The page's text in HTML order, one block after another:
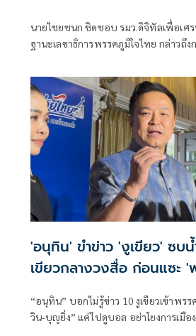
นายไชยชนก ชิดชอบ รมว.ดิจิทัลเพื่อเศ
ฐานะเลขาธิการพรรคภูมิใจไทย กล่าวถึ
พรรค กธ. จะย้ายไปอยู่กับพรรคภูมิใจไท
หน้า และเพื่อเติมเสียงให้รัฐบาล ว่า รัฐบ
ความมั่นคงมากๆ ไม่ใช่แค่เพียงพรรคเรา
รัฐบาลเป็นพันธมิตร เพราะฉะนั้นในเรื่อ
ส่วนที่มีการถามเมื่อสักครู่ว่ามีการเติมเสี
'อนุทิน' ขำข่าว 'งูเขียว' ซบน้
เขียวกลางวงสื่อ ก่อนแซะ
“อนุทิน” บอกไม่รู้ข่าว 10 งูเขียวเข้าพรร
วิน-บุญยิ่ง” แค่ไปดูบอล อย่าโยงการเมือ